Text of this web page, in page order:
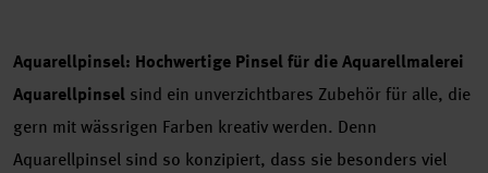
Aquarellpinsel: Hochwertige Pinsel für die Aquarellmalerei
Aquarellpinsel sind ein unverzichtbares Zubehör für alle, die
gern mit wässrigen Farben kreativ werden. Denn
Aquarellpinsel sind so konzipiert, dass sie besonders viel